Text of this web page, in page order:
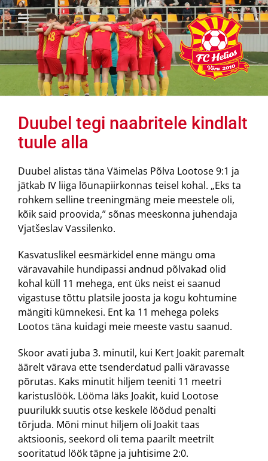
Skip
to
content
Duubel tegi naabritele kindlalt
tuule alla
Duubel alistas täna Väimelas Põlva Lootose 9:1 ja
jätkab IV liiga lõunapiirkonnas teisel kohal. „Eks ta
rohkem selline treeningmäng meie meestele oli,
kõik said proovida,” sõnas meeskonna juhendaja
Vjatšeslav Vassilenko.
Kasvatuslikel eesmärkidel enne mängu oma
väravavahile hundipassi andnud põlvakad olid
kohal küll 11 mehega, ent üks neist ei saanud
vigastuse tõttu platsile joosta ja kogu kohtumine
mängiti kümnekesi. Ent ka 11 mehega poleks
Lootos täna kuidagi meie meeste vastu saanud.
Skoor avati juba 3. minutil, kui Kert Joakit paremalt
äärelt värava ette tsenderdatud palli väravasse
põrutas. Kaks minutit hiljem teeniti 11 meetri
karistuslöök. Lööma läks Joakit, kuid Lootose
puurilukk suutis otse keskele löödud penalti
tõrjuda. Mõni minut hiljem oli Joakit taas
aktsioonis, seekord oli tema paarilt meetrilt
sooritatud löök täpne ja juhtisime 2:0.